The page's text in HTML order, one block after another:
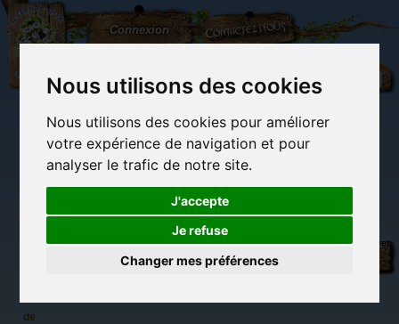
Nous utilisons des cookies
Nous utilisons des cookies pour améliorer
votre expérience de navigation et pour
analyser le trafic de notre site.
J'accepte
Je refuse
Changer mes préférences
L'Arbre
aux
100.000
Connexion Contactez-nous
(vide)
Librairie des
Carterie
originale
Activités
détente et jeux
Objets déco et
de